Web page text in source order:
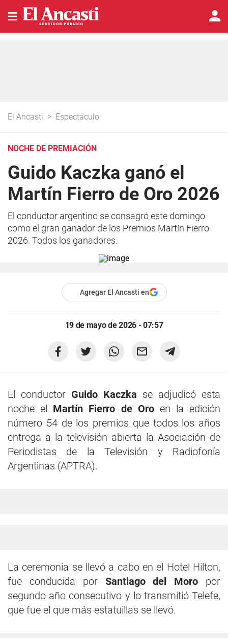
El Ancasti > Espectáculo
NOCHE DE PREMIACIÓN
Guido Kaczka ganó el
Martín Fierro de Oro 2026
El conductor argentino se consagró este domingo
como el gran ganador de los Premios Martín Fierro
2026. Todos los ganadores.
Agregar El Ancasti en
19 de mayo de 2026 - 07:57
El conductor Guido Kaczka se adjudicó esta
noche el Martín Fierro de Oro en la edición
número 54 de los premios que todos los años
entrega a la televisión abierta la Asociación de
Periodistas de la Televisión y Radiofonía
Argentinas (APTRA).
La ceremonia se llevó a cabo en el Hotel Hilton,
fue conducida por Santiago del Moro por
segundo año consecutivo y lo transmitió Telefe,
que fue el que más estatuillas se llevó.